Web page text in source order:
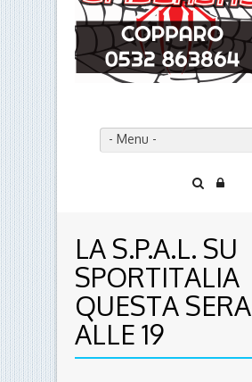
- Menu -
LA S.P.A.L. SU
SPORTITALIA
QUESTA SERA
ALLE 19